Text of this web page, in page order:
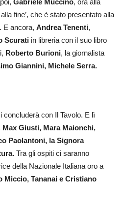
fine’, che è stato presentato alla
E ancora, Andrea Tenenti,
Scurati in libreria con il suo libro
Roberto Burioni, la giornalista
Giannini, Michele Serra.
con Il Tavolo. E lì
Max Giusti, Mara Maionchi,
Paolantoni, la Signora
Tra gli ospiti ci saranno
della Nazionale Italiana oro a
Miccio, Tananai e Cristiano